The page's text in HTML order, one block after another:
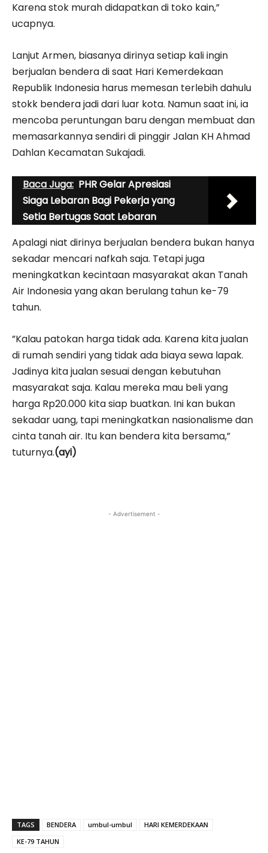
Karena stok murah didapatkan di toko kain,”
ucapnya.
Lanjut Armen, biasanya dirinya setiap kali ingin
berjualan bendera di saat Hari Kemerdekaan
Republik Indonesia harus memesan terlebih dahulu
stokk bendera jadi dari luar kota. Namun saat ini, ia
mencoba peruntungan baru dengan membuat dan
memasarkannya sendiri di pinggir Jalan KH Ahmad
Dahlan Kecamatan Sukajadi.
Baca Juga: PHR Gelar Apresiasi
Siaga Lebaran Bagi Pekerja yang
Setia Bertugas Saat Lebaran
Apalagi niat dirinya berjualan bendera bukan hanya
sekadar mencari nafkah saja. Tetapi juga
meningkatkan kecintaan masyarakat akan Tanah
Air Indonesia yang akan berulang tahun ke-79
tahun.
”Kalau patokan harga tidak ada. Karena kita jualan
di rumah sendiri yang tidak ada biaya sewa lapak.
Jadinya kita jualan sesuai dengan kebutuhan
masyarakat saja. Kalau mereka mau beli yang
harga Rp20.000 kita siap buatkan. Ini kan bukan
sekadar uang, tapi meningkatkan nasionalisme dan
cinta tanah air. Itu kan bendera kita bersama,”
tuturnya.(ayi)
- Advertisement -
TAGS BENDERA umbul-umbul
HARI KEMERDEKAAN
KE-79 TAHUN